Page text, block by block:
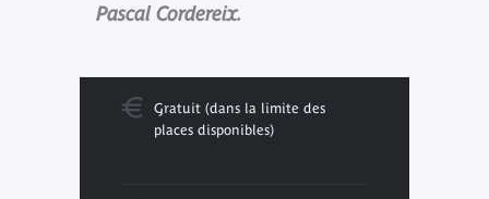
Pascal Cordereix.
Gratuit (dans la limite des
places disponibles)